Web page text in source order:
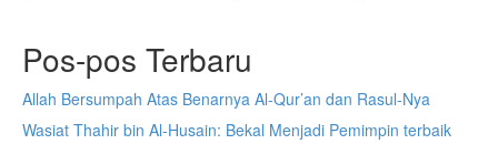
Pos-pos Terbaru
Allah Bersumpah Atas Benarnya Al-Qur’an dan Rasul-Nya
Wasiat Thahir bin Al-Husain: Bekal Menjadi Pemimpin terbaik